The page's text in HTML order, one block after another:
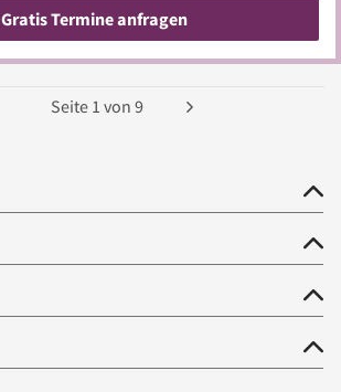
Gratis Termine anfragen
Seite 1 von 9